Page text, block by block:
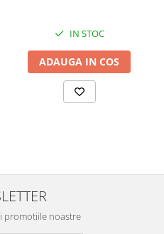
IN STOC
ADAUGA IN COS
promotiile noastre